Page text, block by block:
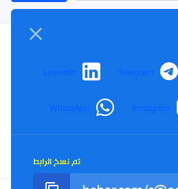
Telegram
LinkedIn
Instagram
WhatsApp
تم نسخ الرابط